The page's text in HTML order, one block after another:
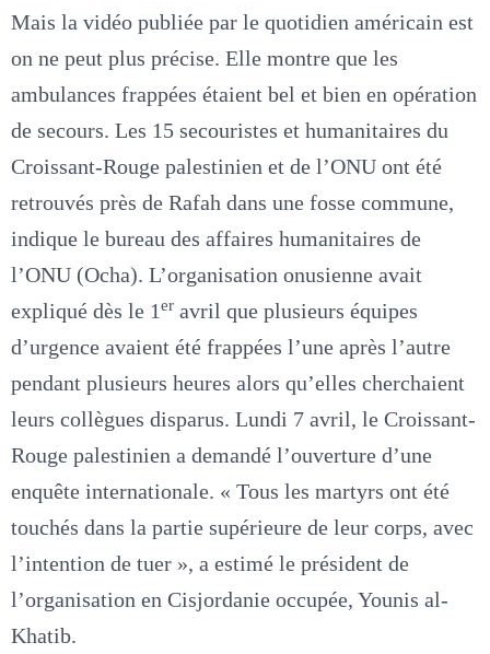
Mais la vidéo publiée par le quotidien américain est
on ne peut plus précise. Elle montre que les
ambulances frappées étaient bel et bien en opération
de secours. Les 15 secouristes et humanitaires du
Croissant-Rouge palestinien et de l’ONU ont été
retrouvés près de Rafah dans une fosse commune,
indique le bureau des affaires humanitaires de
l’ONU (Ocha). L’organisation onusienne avait
expliqué dès le 1 er avril que plusieurs équipes
d’urgence avaient été frappées l’une après l’autre
pendant plusieurs heures alors qu’elles cherchaient
leurs collègues disparus. Lundi 7 avril, le Croissant-
Rouge palestinien a demandé l’ouverture d’une
enquête internationale. « Tous les martyrs ont été
touchés dans la partie supérieure de leur corps, avec
l’intention de tuer », a estimé le président de
l’organisation en Cisjordanie occupée, Younis al-
Khatib.